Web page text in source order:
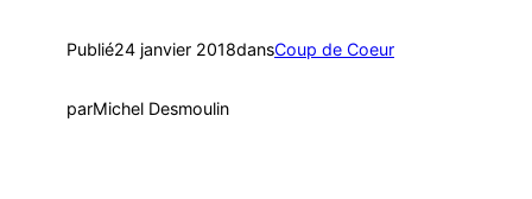
Publié24 janvier 2018dansCoup de Coeur
parMichel Desmoulin